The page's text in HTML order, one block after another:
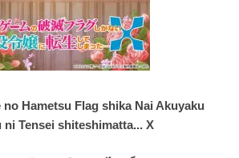
no Hametsu Flag shika Nai Akuyaku
ni Tensei shiteshimatta... X